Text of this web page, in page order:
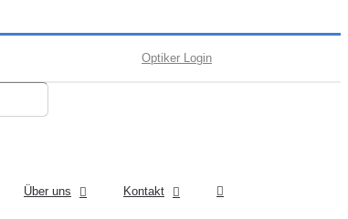
Optiker Login
Über uns Kontakt